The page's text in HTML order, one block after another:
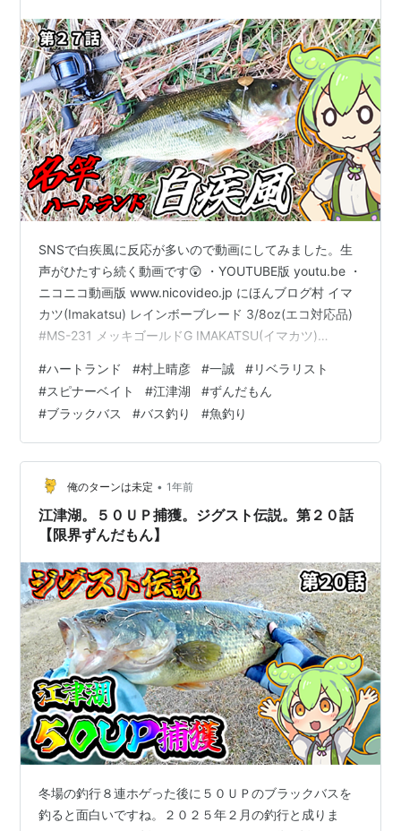
SNSで白疾風に反応が多いので動画にしてみました。生
声がひたすら続く動画です😲 ・YOUTUBE版 youtu.be ・
ニコニコ動画版 www.nicovideo.jp にほんブログ村 イマ
カツ(Imakatsu) レインボーブレード 3/8oz(エコ対応品)
#MS-231 メッキゴールドG IMAKATSU(イマカツ)
イヤー 10m 黒 #37×7 ゴーセン(GOSEN) Amazon ↓これ
はリンクでなく単なる画像です。 ※サムネイル用画像
#ハートランド #村上晴彦 #一誠 #リベラリスト
#スピナーベイト #江津湖 #ずんだもん
#ブラックバス #バス釣り #魚釣り
俺のターンは未定 • 1年前
江津湖。５０ＵＰ捕獲。ジグスト伝説。第２０話
【限界ずんだもん】
冬場の釣行８連ホゲった後に５０ＵＰのブラックバスを
釣ると面白いですね。２０２５年２月の釣行と成りま